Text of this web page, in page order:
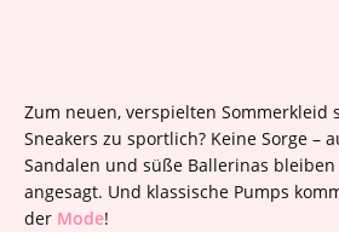
Zum neuen, verspielten Sommerkleid
Sneakers zu sportlich? Keine Sorge –
Sandalen und süße Ballerinas
angesagt. Und klassische Pumps
der Mode!